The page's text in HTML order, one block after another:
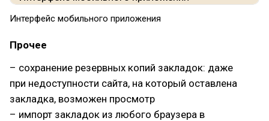
Интерфейс мобильного приложения
Прочее
– сохранение резервных копий закладок: даже
при недоступности сайта, на который оставлена
закладка, возможен просмотр
– импорт закладок из любого браузера в